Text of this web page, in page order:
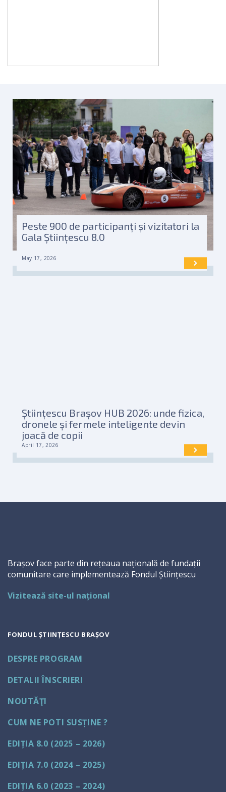
Peste 900 de participanți și vizitatori la
Gala Științescu 8.0
May 17, 2026
Științescu Brașov HUB 2026: unde fizica,
dronele și fermele inteligente devin
joacă de copii
April 17, 2026
Brașov face parte din rețeaua națională de fundații
comunitare care implementează Fondul Științescu
Vizitează site-ul național
FONDUL ȘTIINȚESCU BRAȘOV
DESPRE PROGRAM
DETALII ÎNSCRIERI
NOUTĂŢI
CUM NE POTI SUSȚINE ?
EDIȚIA 8.0 (2025 – 2026)
EDIȚIA 7.0 (2024 – 2025)
EDIȚIA 6.0 (2023 – 2024)